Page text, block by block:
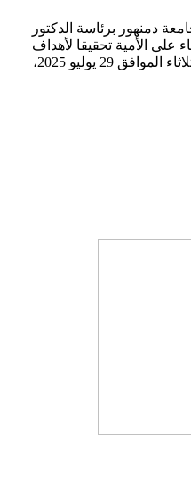
دمنهور برئاسة الدكتور
على الأمية تحقيقا لأهداف
التنمية المستدامة، انطلقت اليوم الثلاثاء الموافق 29 يوليو 2025،